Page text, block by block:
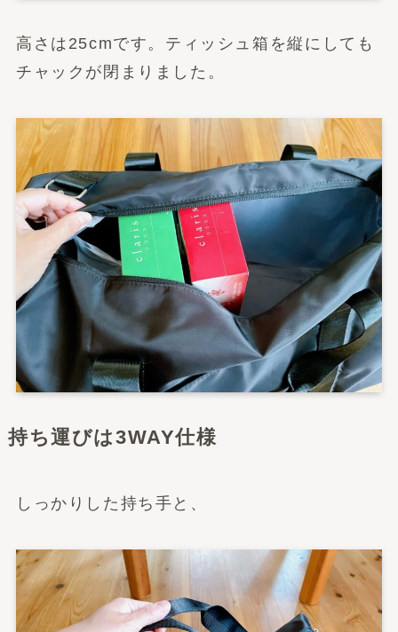
高さは25cmです。ティッシュ箱を縦にしても
チャックが閉まりました。
持ち運びは3WAY仕様
しっかりした持ち手と、